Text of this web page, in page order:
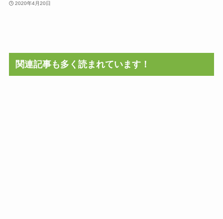
2020年4月20日
関連記事も多く読まれています！